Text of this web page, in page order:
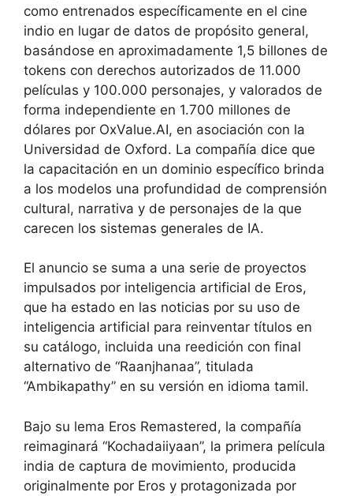
como entrenados específicamente en el cine
indio en lugar de datos de propósito general,
basándose en aproximadamente 1,5 billones de
tokens con derechos autorizados de 11.000
películas y 100.000 personajes, y valorados de
forma independiente en 1.700 millones de
dólares por OxValue.AI, en asociación con la
Universidad de Oxford. La compañía dice que
la capacitación en un dominio específico brinda
a los modelos una profundidad de comprensión
cultural, narrativa y de personajes de la que
carecen los sistemas generales de IA.
El anuncio se suma a una serie de proyectos
impulsados ​​por inteligencia artificial de Eros,
que ha estado en las noticias por su uso de
inteligencia artificial para reinventar títulos en
su catálogo, incluida una reedición con final
alternativo de “Raanjhanaa”, titulada
“Ambikapathy” en su versión en idioma tamil.
Bajo su lema Eros Remastered, la compañía
reimaginará “Kochadaiiyaan”, la primera película
india de captura de movimiento, producida
originalmente por Eros y protagonizada por